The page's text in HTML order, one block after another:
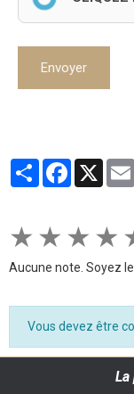
Envoyer
PartagerFacebook
X
★ ★ ★ ★
Aucune note. Soyez
Vous devez être
La